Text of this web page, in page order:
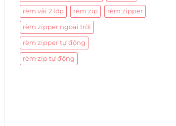
rèm vải 2 lớp rèm zip rèm zipper
rèm zipper ngoài trời
rèm zipper tự động
rèm zip tự động